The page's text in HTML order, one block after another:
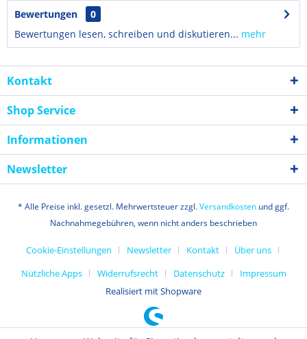
Bewertungen
0
Bewertungen lesen, schreiben und diskutieren... mehr
Kontakt
Shop Service
Informationen
Newsletter
* Alle Preise inkl. gesetzl. Mehrwertsteuer zzgl.Versandkosten und ggf.
Nachnahmegebühren, wenn nicht anders beschrieben
Cookie-Einstellungen Newsletter Kontakt
Über uns
Nützliche Apps
Widerrufsrecht Datenschutz
Impressum
Realisiert mit Shopware